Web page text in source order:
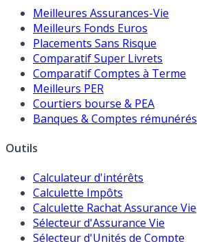
Meilleures Assurances-Vie
Meilleurs Fonds Euros
Placements Sans Risque
Comparatif Super Livrets
Comparatif Comptes à Terme
Meilleurs PER
Courtiers bourse & PEA
Banques & Comptes rémunérés
Outils
Calculateur d'intérêts
Calculette Impôts
Calculette Rachat Assurance Vie
Sélecteur d'Assurance Vie
Sélecteur d'Unités de Compte